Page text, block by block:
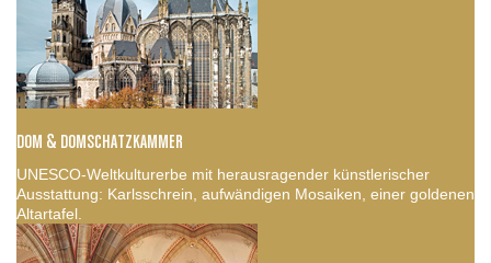
DOM & DOMSCHATZKAMMER
UNESCO-Weltkulturerbe mit herausragender künstlerischer
Ausstattung: Karlsschrein, aufwändigen Mosaiken, einer goldenen
Altartafel.